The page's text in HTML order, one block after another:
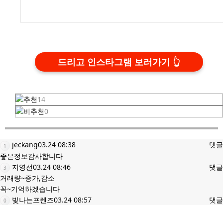
드리고 인스타그램 보러가기
14
0
1 jeckang03.24 08:38
댓글
좋은정보감사합니다
3 지영선03.24 08:46
댓글
거래량~증가,감소
꼭~기억하겠습니다
0 빛나는프렌즈03.24 08:57
댓글